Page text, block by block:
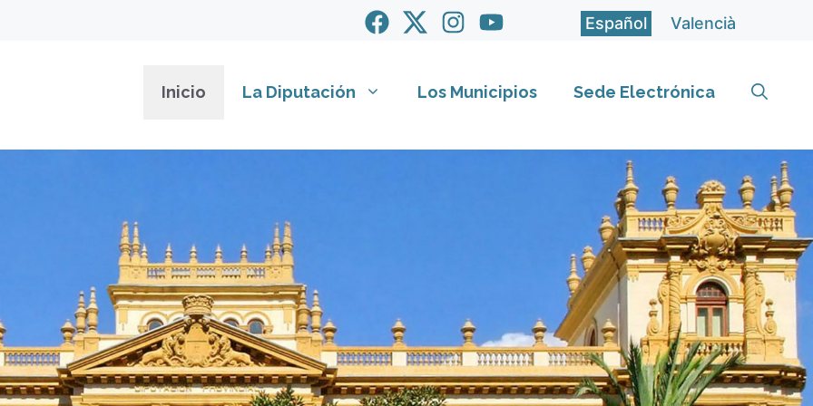
Español Valencià
Inicio La Diputación Los Municipios Sede Electrónica